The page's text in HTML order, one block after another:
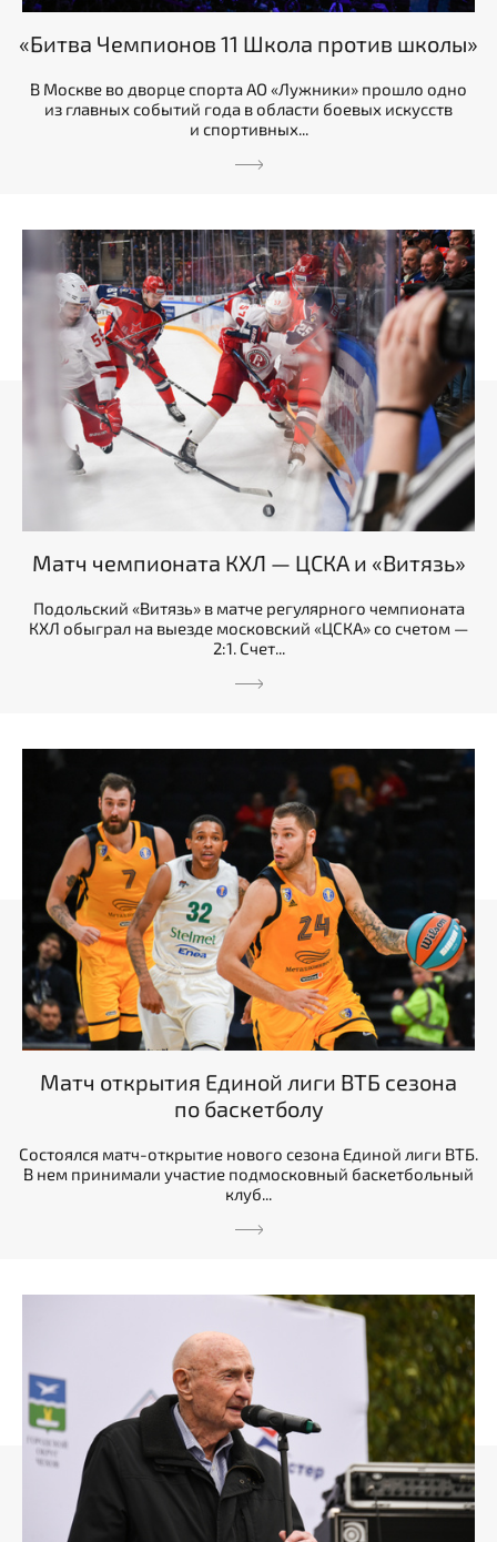
«Битва Чемпионов 11 Школа против школы»
В Москве во дворце спорта АО «Лужники» прошло одно
из главных событий года в области боевых искусств
и спортивных...
Матч чемпионата КХЛ — ЦСКА и «Витязь»
Подольский «Витязь» в матче регулярного чемпионата
КХЛ обыграл на выезде московский «ЦСКА» со счетом —
2:1. Счет...
Матч открытия Единой лиги ВТБ сезона
по баскетболу
Состоялся матч-открытие нового сезона Единой лиги ВТБ.
В нем принимали участие подмосковный баскетбольный
клуб...